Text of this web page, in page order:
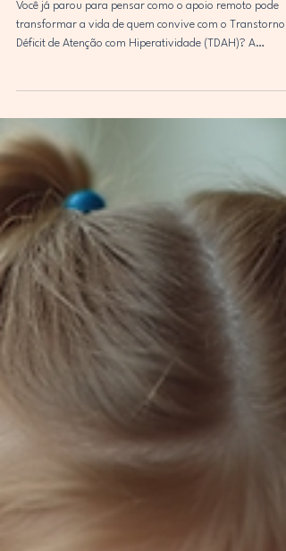
Entenda como o
psicopedagogo online ajuda no
transformar a vida de quem convive com o Transtorno
Déficit de Atenção com Hiperatividade (TDAH)? A
tecnologia abriu portas para um atendimento mais
acessível, personalizado e eficaz. E o psicopedagogo
online é peça-chave nesse processo. Quer saber como?
Vamos juntos desvendar esse universo! O que é o apoio
remoto para TDAH e por que ele é tão importante? O
apoio remoto para TDAH é uma modalidade de
atendimento que utiliza